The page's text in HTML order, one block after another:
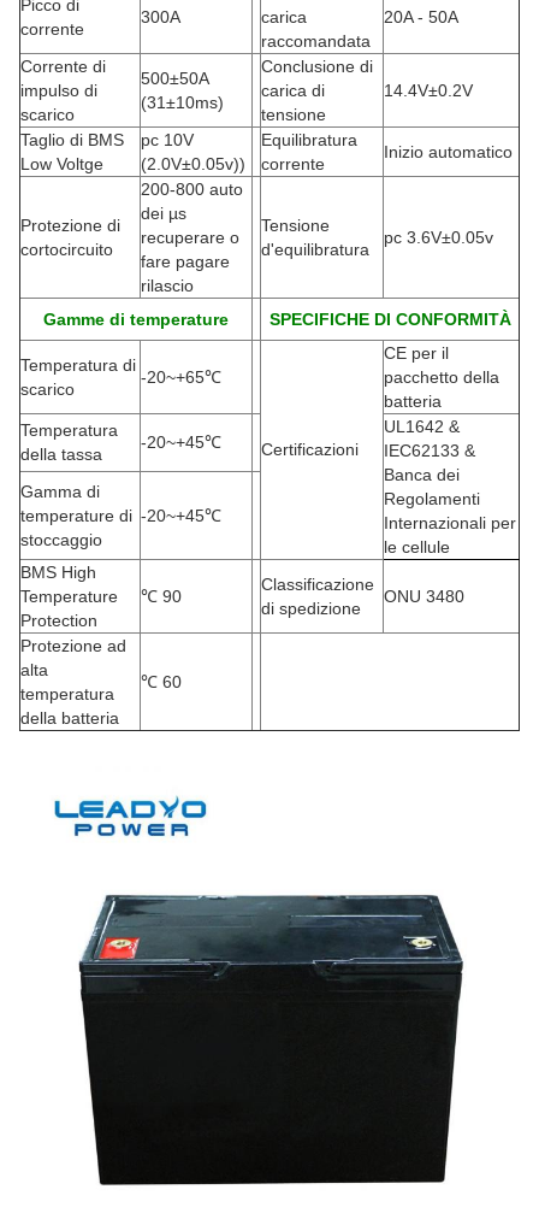
Picco di
corrente
300A
carica
raccomandata
20A - 50A
Corrente di
impulso di
scarico
500±50A
(31±10ms)
Conclusione di
carica di
tensione
14.4V±0.2V
Taglio di BMS
Low Voltge
pc 10V
(2.0V±0.05v))
Equilibratura
corrente
Inizio automatico
Protezione di
cortocircuito
200-800 auto
dei µs
recuperare o
fare pagare
rilascio
Tensione
d'equilibratura
pc 3.6V±0.05v
Gamme di temperature SPECIFICHE DI CONFORMITÀ
Temperatura di
scarico
-20~+65℃
Certificazioni
CE per il
pacchetto della
batteria
Temperatura
della tassa
-20~+45℃
UL1642 &
IEC62133 &
Banca dei
Regolamenti
Internazionali per
le cellule
Gamma di
temperature di
stoccaggio
-20~+45℃
BMS High
Temperature
Protection
℃ 90
Classificazione
di spedizione
ONU 3480
Protezione ad
alta
temperatura
della batteria
℃ 60